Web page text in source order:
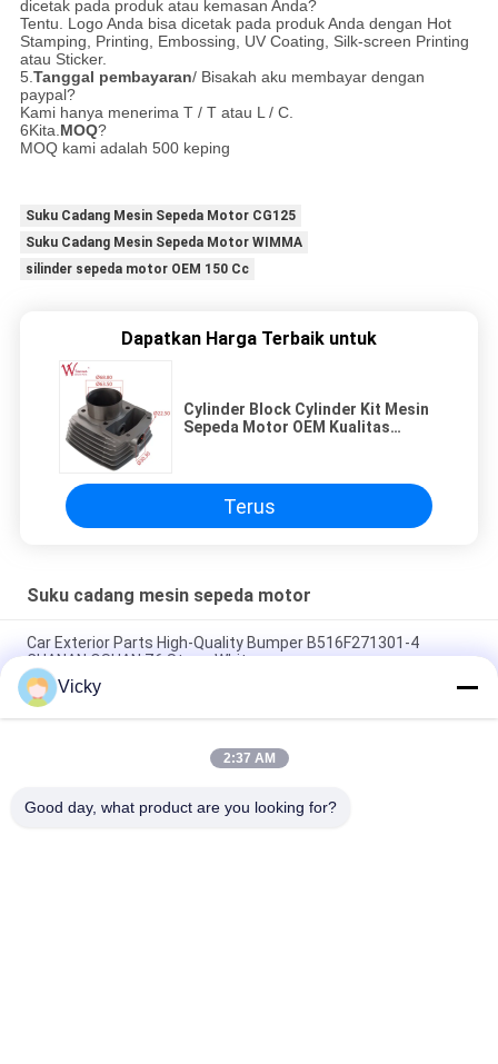
dicetak pada produk atau kemasan Anda?
Tentu. Logo Anda bisa dicetak pada produk Anda dengan Hot
Stamping, Printing, Embossing, UV Coating, Silk-screen Printing
atau Sticker.
5.Tanggal pembayaran/ Bisakah aku membayar dengan
paypal?
Kami hanya menerima T / T atau L / C.
6Kita.MOQ?
MOQ kami adalah 500 keping
Suku Cadang Mesin Sepeda Motor CG125
Suku Cadang Mesin Sepeda Motor WIMMA
silinder sepeda motor OEM 150 Cc
Dapatkan Harga Terbaik untuk
Cylinder Block Cylinder Kit Mesin
Sepeda Motor OEM Kualitas
Terus
Suku cadang mesin sepeda motor
Car Exterior Parts High-Quality Bumper B516F271301-4
CHANAN OSHAN​ Z6 Starry White
Motor starter Honda EX5 Mesin Sepeda Motor suku cadang
Grosir Murah Dengan Kinerja Tinggi
Sepeda motor busi untuk CPR8EAIX-9 China Pemasok Sistem
Vicky
2:37 AM
Good day, what product are you looking for?